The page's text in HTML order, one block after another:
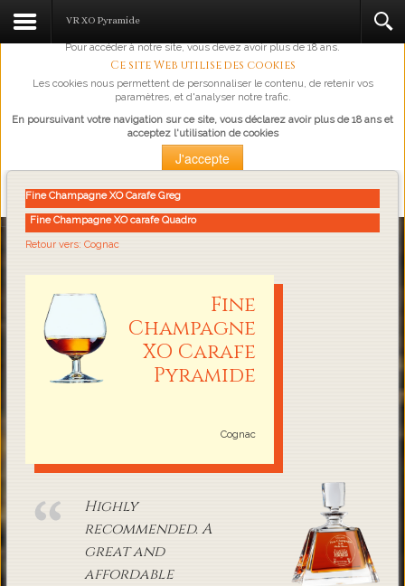
L'abus d'alcool est dangereux pour la santé, à consommer avec
Pour accéder à notre site, vous devez avoir plus de 18 ans.
Ce site Web utilise des cookies
Les cookies nous permettent de personnaliser le contenu, de retenir vos
paramètres, et d'analyser notre trafic.
En poursuivant votre navigation sur ce site, vous déclarez avoir plus de 18 ans et
acceptez l'utilisation de cookies
J'accepte
Plus d'information
Loading...
VR XO Pyramide
Fine Champagne XO Carafe Greg
Fine Champagne XO carafe Quadro
Retour vers: Cognac
Fine
Champagne
XO Carafe
Pyramide
Cognac
Highly
recommended. A
great and
affordable